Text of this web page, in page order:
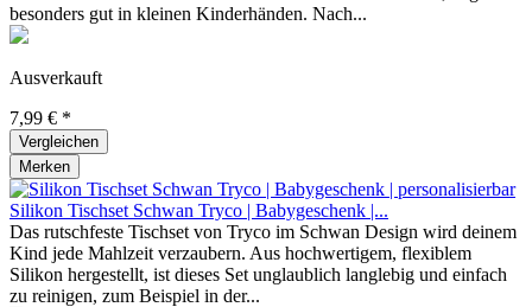
besonders gut in kleinen Kinderhänden. Nach...
Ausverkauft
7,99 € *
Vergleichen
Merken
Silikon Tischset Schwan Tryco | Babygeschenk |...
Das rutschfeste Tischset von Tryco im Schwan Design wird deinem
Kind jede Mahlzeit verzaubern. Aus hochwertigem, flexiblem
Silikon hergestellt, ist dieses Set unglaublich langlebig und einfach
zu reinigen, zum Beispiel in der...